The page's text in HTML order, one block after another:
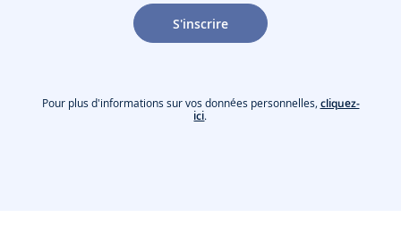
S'inscrire
Pour plus d'informations sur vos données personnelles, cliquez-
ici.